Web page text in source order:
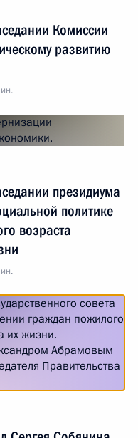
Комиссии
развитию
президиума
политике
возраста